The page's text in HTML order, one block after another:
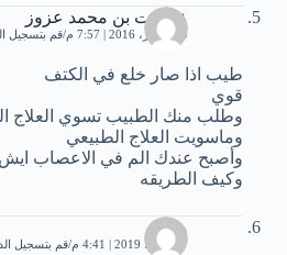
عصمت بن محمد عزوز
20 أكتوبر، 2016 | 7:57 م قم بتسجيل
طيب اذا صار خلع في الكتف
قوي
وطلب منك الطبيب تسوي العلاج
وماسويت العلاج الطبيعي
وأصبح عندك الم في الاعصاب ايش
وكيف الطريقه
محمد
17 يوليو، 2019 | 4:41 م قم بتسجيل